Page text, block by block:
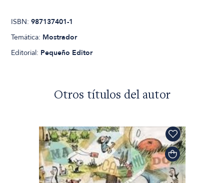
ISBN:987137401-1
Temática: Mostrador
Editorial: Pequeño Editor
Otros títulos del autor